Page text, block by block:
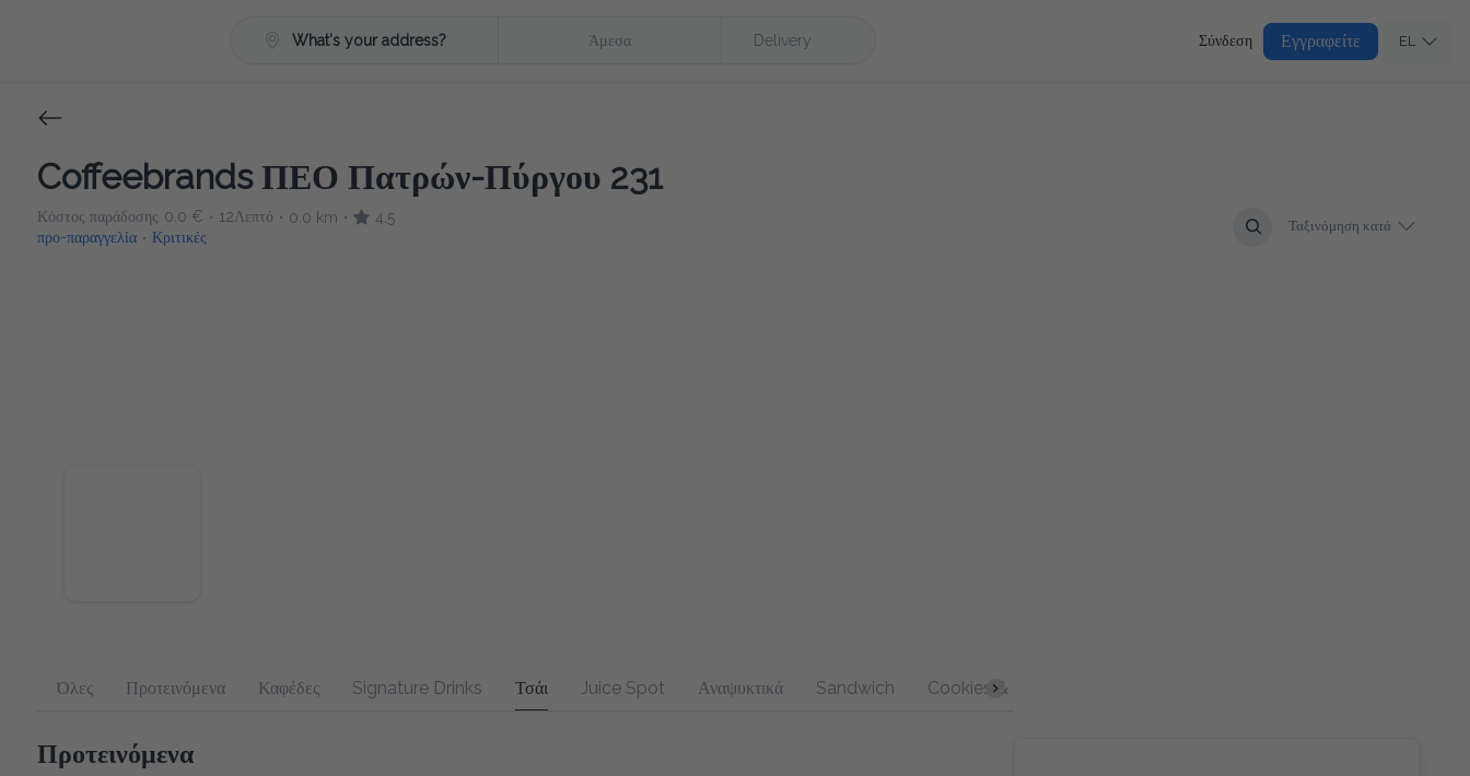
What's your address? Άμεσα Delivery Σύνδεση Εγγραφείτε EL
Coffeebrands ΠΕΟ Πατρών-Πύργου 231
Κόστος παράδοσης 0.0 € • 12Λεπτό • 0.0 km •
4.5
προ-παραγγελία • Κριτικές
Ταξινόμηση κατά
Όλες Προτεινόμενα Καφέδες Signature Drinks Τσάι Juice Spot Αναψυκτικά Sandwich Cookies & Bites
Προτεινόμενα